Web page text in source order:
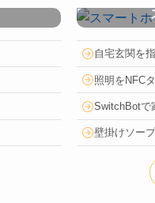
自宅玄関を
照明をNFC
SwitchBotで
壁掛けソー